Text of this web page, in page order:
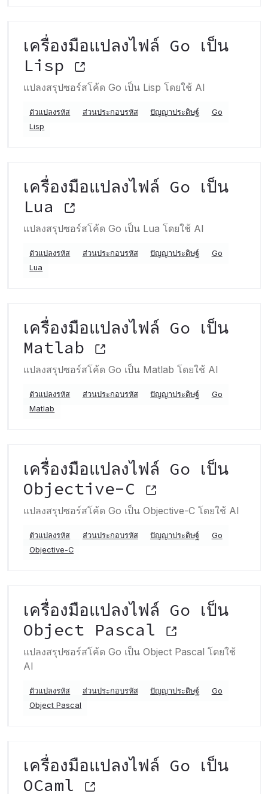
เครื่องมือแปลงไฟล์ Go เป็น
Lisp
แปลงสรุปซอร์สโค้ด Go เป็น Lisp โดยใช้ AI
ตัวแปลงรหัส ส่วนประกอบรหัส ปัญญาประดิษฐ์
Go
Lisp
เครื่องมือแปลงไฟล์ Go เป็น
Lua
แปลงสรุปซอร์สโค้ด Go เป็น Lua โดยใช้ AI
ตัวแปลงรหัส ส่วนประกอบรหัส ปัญญาประดิษฐ์
Go
Lua
เครื่องมือแปลงไฟล์ Go เป็น
Matlab
แปลงสรุปซอร์สโค้ด Go เป็น Matlab โดยใช้ AI
ตัวแปลงรหัส ส่วนประกอบรหัส ปัญญาประดิษฐ์
Go
Matlab
เครื่องมือแปลงไฟล์ Go เป็น
Objective-C
แปลงสรุปซอร์สโค้ด Go เป็น Objective-C โดยใช้ AI
ตัวแปลงรหัส ส่วนประกอบรหัส ปัญญาประดิษฐ์
Go
Objective-C
เครื่องมือแปลงไฟล์ Go เป็น
Object Pascal
แปลงสรุปซอร์สโค้ด Go เป็น Object Pascal โดยใช้
AI
ตัวแปลงรหัส ส่วนประกอบรหัส ปัญญาประดิษฐ์
Go
Object Pascal
เครื่องมือแปลงไฟล์ Go เป็น
OCaml